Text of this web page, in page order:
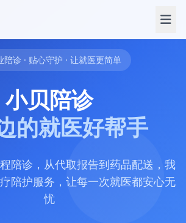
陪诊 · 贴心守护 · 让就医更简单
小贝陪诊
的就医好帮手
陪诊，从代取报告到药品配送，我
陪护服务，让每一次就医都安心无
忧